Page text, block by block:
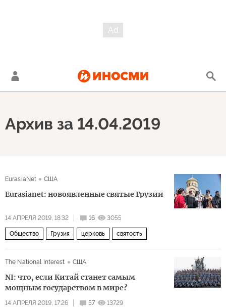
Архив за 14.04.2019
EurasiaNet США
Eurasianet: новоявленные святые Грузии
14 АПРЕЛЯ 2019, 18:32 16 3055
Общество Грузия церковь святость
The National Interest США
NI: что, если Китай станет самым
мощным государством в мире?
14 АПРЕЛЯ 2019, 17:26 57 13729